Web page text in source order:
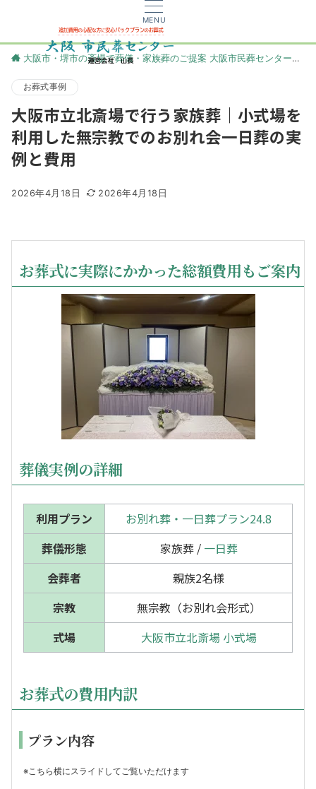
MENU
大阪市・堺市の斎場で葬儀・家族葬のご提案 大阪市民葬センター
お葬式事例
大阪市立北斎場で行う家族葬｜小式場を
利用した無宗教でのお別れ会一日葬の実
例と費用
2026年4月18日 2026年4月18日
お葬式に実際にかかった総額費用もご案内
葬儀実例の詳細
利用プラン
お別れ葬・一日葬プラン24.8
葬儀形態
家族葬 / 一日葬
会葬者
親族2名様
宗教
無宗教（お別れ会形式）
式場
大阪市立北斎場 小式場
お葬式の費用内訳
プラン内容
※こちら横にスライドしてご覧いただけます